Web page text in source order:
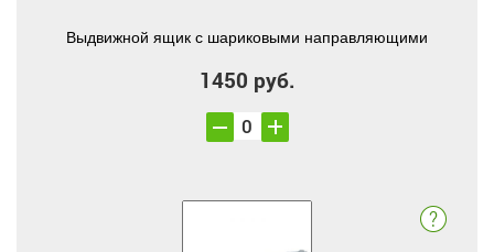
Выдвижной ящик с шариковыми направляющими
1450 руб.